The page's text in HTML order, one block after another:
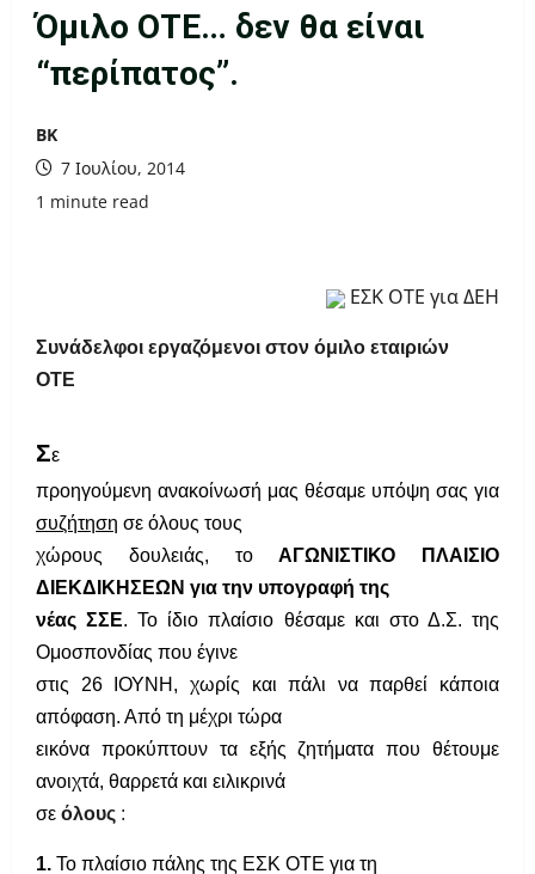
Όμιλο ΟΤΕ… δεν θα είναι
“περίπατος’’.
ΒΚ
7 Ιουλίου, 2014
1 minute read
ΕΣΚ ΟΤΕ για ΔΕΗ
Συνάδελφοι εργαζόμενοι στον όμιλο εταιριών
ΟΤΕ
Σε
προηγούμενη ανακοίνωσή μας θέσαμε υπόψη σας για
συζήτηση σε όλους τους
χώρους δουλειάς, τοΑΓΩΝΙΣΤΙΚΟ ΠΛΑΙΣΙΟ
ΔΙΕΚΔΙΚΗΣΕΩΝ για την υπογραφή της
νέας ΣΣΕ. Το ίδιο πλαίσιο θέσαμε και στο Δ.Σ. της
Ομοσπονδίας που έγινε
στις 26 ΙΟΥΝΗ, χωρίς και πάλι να παρθεί κάποια
απόφαση. Από τη μέχρι τώρα
εικόνα προκύπτουν τα εξής ζητήματα που θέτουμε
ανοιχτά, θαρρετά και ειλικρινά
σε όλους :
1. Το πλαίσιο πάλης της ΕΣΚ ΟΤΕ για τη